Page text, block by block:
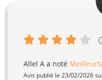
Allel A a noté
Avis publié le 23/02/2026